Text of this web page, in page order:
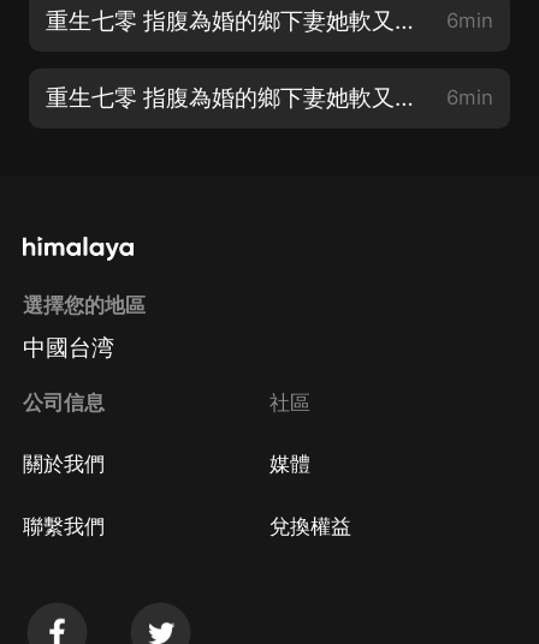
重生七零 指腹為婚的鄉下妻她軟又甜 第7章 她是我老婆 6min
重生七零 指腹為婚的鄉下妻她軟又甜 第8章 打架+一間房 6min
選擇您的地區
中國台湾
公司信息
關於我們
聯繫我們
社區
媒體
兌換權益